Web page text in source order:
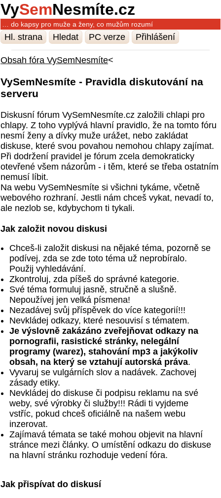
VySemNesmíte.cz
… do kapsy pro muže a ženy, co mužům rozumí
Hl. strana Hledat PC verze Přihlášení
Obsah fóra VySemNesmíte<
VySemNesmíte - Pravidla diskutování na
serveru
Diskusní fórum VySemNesmíte.cz založili chlapi pro
chlapy. Z toho vyplývá hlavní pravidlo, že na tomto fóru
nesmí ženy a dívky muže urážet, nebo zakládat
diskuse, které svou povahou nemohou chlapy zajímat.
Při dodržení pravidel je fórum zcela demokraticky
otevřené všem názorům - i těm, které se třeba ostatním
nemusí líbit.
Na webu VySemNesmíte si všichni tykáme, včetně
webového rozhraní. Jestli nám chceš vykat, nevadí to,
ale nezlob se, kdybychom ti tykali.
Jak založit novou diskusi
Chceš-li založit diskusi na nějaké téma, pozorně se
podívej, zda se zde toto téma už neprobíralo.
Použij vyhledávání.
Zkontroluj, zda píšeš do správné kategorie.
Své téma formuluj jasně, stručně a slušně.
Nepoužívej jen velká písmena!
Nezadávej svůj příspěvek do více kategorií!!!
Nevkládej odkazy, které nesouvisí s tématem.
Je výslovně zakázáno zveřejňovat odkazy na
pornografii, rasistické stránky, nelegální
programy (warez), stahování mp3 a jakýkoliv
obsah, na který se vztahují autorská práva.
Vyvaruj se vulgárních slov a nadávek. Zachovej
zásady etiky.
Nevkládej do diskuse či podpisu reklamu na své
weby, své výrobky či služby!!! Rádi ti vyjdeme
vstříc, pokud chceš oficiálně na našem webu
inzerovat.
Zajímavá témata se také mohou objevit na hlavní
stránce mezi články. O umístění odkazu do diskuse
na hlavní stránku rozhoduje vedení fóra.
Jak přispívat do diskusí